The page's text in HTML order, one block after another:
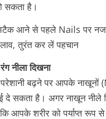
सकता है।
नीला दिखना
परेशानी बढ़ने पर आपके नाखूनों
दे सकता है। अगर नाखून नीले
आपके शरीर को पर्याप्त रूप